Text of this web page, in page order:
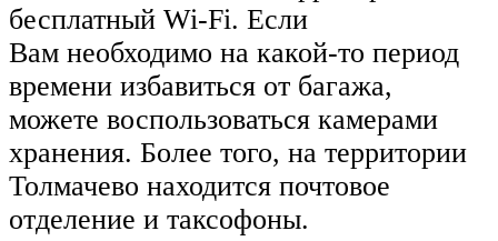
бесплатный Wi-Fi. Если
Вам необходимо на какой-то период
времени избавиться от багажа,
можете воспользоваться камерами
хранения. Более того, на территории
Толмачево находится почтовое
отделение и таксофоны.